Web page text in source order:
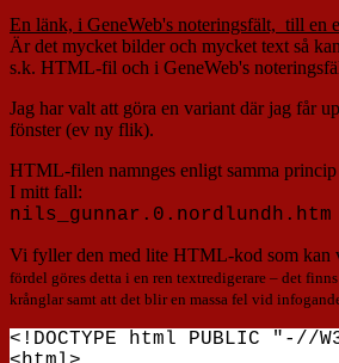
En länk, i GeneWeb's noteringsfält, till en
Är det mycket bilder och mycket text så
s.k. HTML-fil och i GeneWeb's
Jag har valt att göra en variant där jag får
fönster (ev ny flik).
HTML-filen namnges enligt samma
I mitt fall:
nils_gunnar.0.nordlundh.htm
Vi fyller den med lite HTML-kod som kan
fördel göres detta i en ren textredigerare – det
krånglar samt att det blir en massa fel vid
<!DOCTYPE html PUBLIC